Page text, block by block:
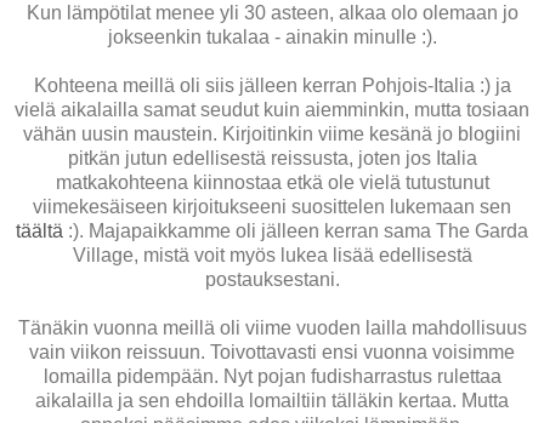
Kun lämpötilat menee yli 30 asteen, alkaa olo olemaan jo
jokseenkin tukalaa - ainakin minulle :).
Kohteena meillä oli siis jälleen kerran Pohjois-Italia :) ja
vielä aikalailla samat seudut kuin aiemminkin, mutta tosiaan
vähän uusin maustein. Kirjoitinkin viime kesänä jo blogiini
pitkän jutun edellisestä reissusta, joten jos Italia
matkakohteena kiinnostaa etkä ole vielä tutustunut
viimekesäiseen kirjoitukseeni suosittelen lukemaan sen
täältä :). Majapaikkamme oli jälleen kerran sama The Garda
Village, mistä voit myös lukea lisää edellisestä
postauksestani.
Tänäkin vuonna meillä oli viime vuoden lailla mahdollisuus
vain viikon reissuun. Toivottavasti ensi vuonna voisimme
lomailla pidempään. Nyt pojan fudisharrastus rulettaa
aikalailla ja sen ehdoilla lomailtiin tälläkin kertaa. Mutta